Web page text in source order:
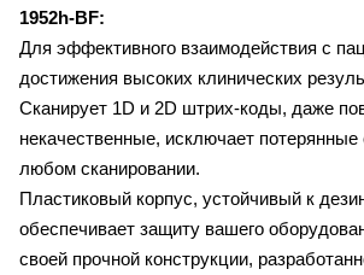
1952h-BF:
Для эффективного взаимодействия с
достижения высоких клинических
Сканирует 1D и 2D штрих-коды, даже
некачественные, исключает
любом сканировании.
Пластиковый корпус, устойчивый к
обеспечивает защиту вашего
своей прочной конструкции,